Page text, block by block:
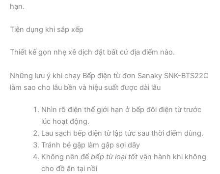
hạn.
Tiện dụng khi sắp xếp
Thiết kế gọn nhẹ xê dịch đặt bất cứ địa điểm nào.
Những lưu ý khi chạy Bếp điện từ đơn Sanaky SNK-BTS22C
làm sao cho lâu bền và hiệu suất được dài lâu
Nhìn rõ điện thế giới hạn ở bếp đôi điện từ trước
lúc hoạt động.
Lau sạch bếp điện từ lập tức sau thời điểm dùng.
Tránh bẻ gập làm gập sợi dây
Không nên để bếp từ loại tốtvận hành khi không
cho đồ ăn tại nồi